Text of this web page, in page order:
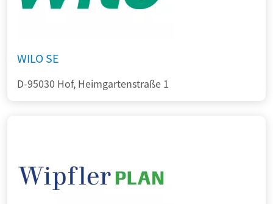
WILO SE
D-95030 Hof, Heimgartenstraße 1